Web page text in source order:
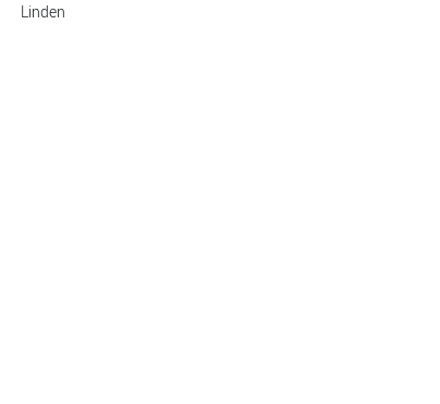
Linden